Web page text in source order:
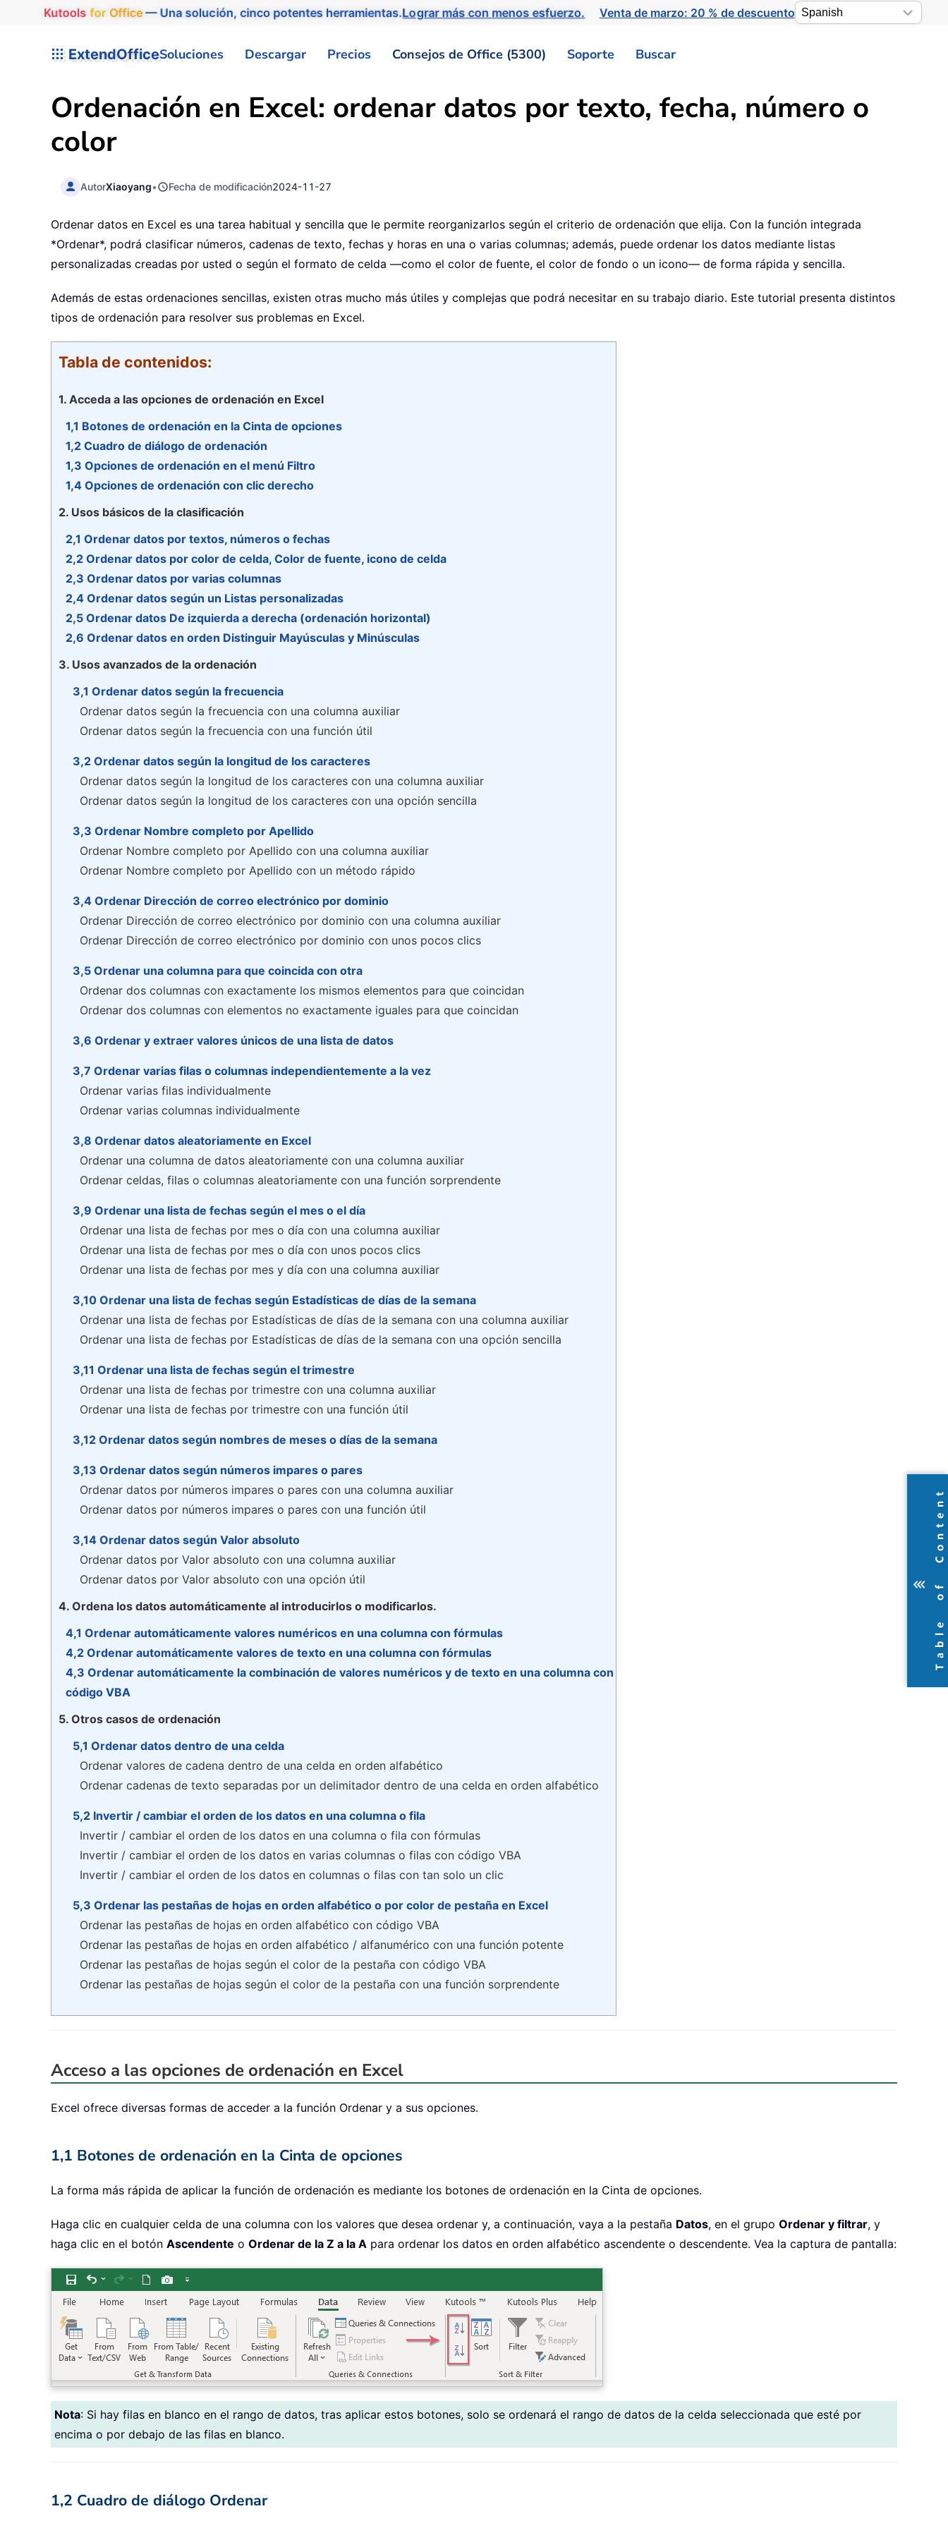
Kutools for Office— Una solución, cinco potentes herramientas.Lograr más con menos esfuerzo. Venta de marzo: 20 % de descuento
ExtendOfficeSoluciones Descargar Precios Consejos de Office (5300) Soporte Buscar
Ordenación en Excel: ordenar datos por texto, fecha, número o
color
AutorXiaoyang• Fecha de modificación2024-11-27
Ordenar datos en Excel es una tarea habitual y sencilla que le permite reorganizarlos según el criterio de ordenación que elija. Con la función integrada
*Ordenar*, podrá clasificar números, cadenas de texto, fechas y horas en una o varias columnas; además, puede ordenar los datos mediante listas
personalizadas creadas por usted o según el formato de celda —como el color de fuente, el color de fondo o un icono— de forma rápida y sencilla.
Además de estas ordenaciones sencillas, existen otras mucho más útiles y complejas que podrá necesitar en su trabajo diario. Este tutorial presenta distintos
tipos de ordenación para resolver sus problemas en Excel.
Tabla de contenidos:
1. Acceda a las opciones de ordenación en Excel
1,1 Botones de ordenación en la Cinta de opciones
1,2 Cuadro de diálogo de ordenación
1,3 Opciones de ordenación en el menú Filtro
1,4 Opciones de ordenación con clic derecho
2. Usos básicos de la clasificación
2,1 Ordenar datos por textos, números o fechas
2,2 Ordenar datos por color de celda, Color de fuente, icono de celda
2,3 Ordenar datos por varias columnas
2,4 Ordenar datos según un Listas personalizadas
2,5 Ordenar datos De izquierda a derecha (ordenación horizontal)
2,6 Ordenar datos en orden Distinguir Mayúsculas y Minúsculas
3. Usos avanzados de la ordenación
3,1 Ordenar datos según la frecuencia
Ordenar datos según la frecuencia con una columna auxiliar
Ordenar datos según la frecuencia con una función útil
3,2 Ordenar datos según la longitud de los caracteres
Ordenar datos según la longitud de los caracteres con una columna auxiliar
Ordenar datos según la longitud de los caracteres con una opción sencilla
3,3 Ordenar Nombre completo por Apellido
Ordenar Nombre completo por Apellido con una columna auxiliar
Ordenar Nombre completo por Apellido con un método rápido
3,4 Ordenar Dirección de correo electrónico por dominio
Ordenar Dirección de correo electrónico por dominio con una columna auxiliar
Ordenar Dirección de correo electrónico por dominio con unos pocos clics
3,5 Ordenar una columna para que coincida con otra
Ordenar dos columnas con exactamente los mismos elementos para que coincidan
Ordenar dos columnas con elementos no exactamente iguales para que coincidan
3,6 Ordenar y extraer valores únicos de una lista de datos
3,7 Ordenar varias filas o columnas independientemente a la vez
Ordenar varias filas individualmente
Ordenar varias columnas individualmente
3,8 Ordenar datos aleatoriamente en Excel
Ordenar una columna de datos aleatoriamente con una columna auxiliar
Ordenar celdas, filas o columnas aleatoriamente con una función sorprendente
3,9 Ordenar una lista de fechas según el mes o el día
Ordenar una lista de fechas por mes o día con una columna auxiliar
Ordenar una lista de fechas por mes o día con unos pocos clics
Ordenar una lista de fechas por mes y día con una columna auxiliar
3,10 Ordenar una lista de fechas según Estadísticas de días de la semana
Ordenar una lista de fechas por Estadísticas de días de la semana con una columna auxiliar
Ordenar una lista de fechas por Estadísticas de días de la semana con una opción sencilla
3,11 Ordenar una lista de fechas según el trimestre
Ordenar una lista de fechas por trimestre con una columna auxiliar
Ordenar una lista de fechas por trimestre con una función útil
3,12 Ordenar datos según nombres de meses o días de la semana
3,13 Ordenar datos según números impares o pares
Ordenar datos por números impares o pares con una columna auxiliar
Ordenar datos por números impares o pares con una función útil
3,14 Ordenar datos según Valor absoluto
Ordenar datos por Valor absoluto con una columna auxiliar
Ordenar datos por Valor absoluto con una opción útil
4. Ordena los datos automáticamente al introducirlos o modificarlos.
4,1 Ordenar automáticamente valores numéricos en una columna con fórmulas
4,2 Ordenar automáticamente valores de texto en una columna con fórmulas
4,3 Ordenar automáticamente la combinación de valores numéricos y de texto en una columna con
código VBA
5. Otros casos de ordenación
5,1 Ordenar datos dentro de una celda
Ordenar valores de cadena dentro de una celda en orden alfabético
Ordenar cadenas de texto separadas por un delimitador dentro de una celda en orden alfabético
5,2 Invertir / cambiar el orden de los datos en una columna o fila
Invertir / cambiar el orden de los datos en una columna o fila con fórmulas
Invertir / cambiar el orden de los datos en varias columnas o filas con código VBA
Invertir / cambiar el orden de los datos en columnas o filas con tan solo un clic
5,3 Ordenar las pestañas de hojas en orden alfabético o por color de pestaña en Excel
Ordenar las pestañas de hojas en orden alfabético con código VBA
Ordenar las pestañas de hojas en orden alfabético / alfanumérico con una función potente
Ordenar las pestañas de hojas según el color de la pestaña con código VBA
Ordenar las pestañas de hojas según el color de la pestaña con una función sorprendente
Acceso a las opciones de ordenación en Excel
Excel ofrece diversas formas de acceder a la función Ordenar y a sus opciones.
1,1 Botones de ordenación en la Cinta de opciones
La forma más rápida de aplicar la función de ordenación es mediante los botones de ordenación en la Cinta de opciones.
Haga clic en cualquier celda de una columna con los valores que desea ordenar y, a continuación, vaya a la pestaña Datos, en el grupo Ordenar y filtrar, y
haga clic en el botón Ascendente o Ordenar de la Z a la A para ordenar los datos en orden alfabético ascendente o descendente. Vea la captura de pantalla:
Nota: Si hay filas en blanco en el rango de datos, tras aplicar estos botones, solo se ordenará el rango de datos de la celda seleccionada que esté por
encima o por debajo de las filas en blanco.
1,2 Cuadro de diálogo Ordenar